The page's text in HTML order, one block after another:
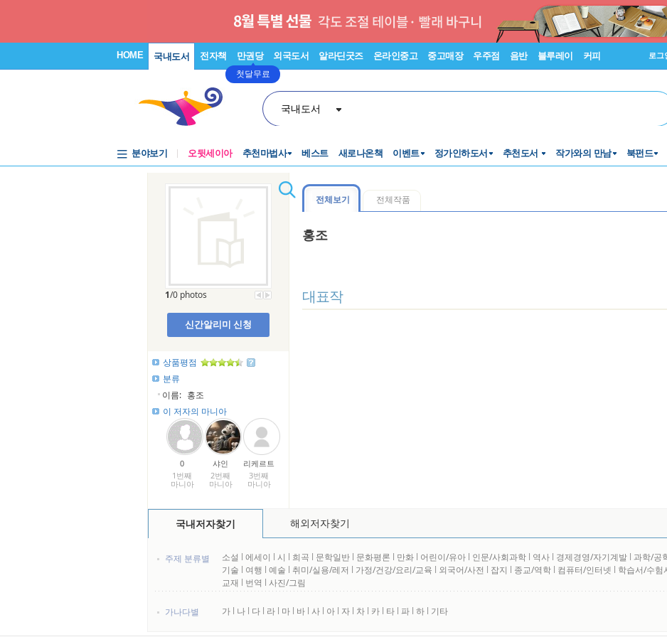
HOME 국내도서 전자책 만권당
첫달무료
외국도서 알라딘굿즈 온라인중고 중고매장 우주점 음반 블루레이 커피 로그
국내도서
분야보기 오뒷세이아 추천마법사 베스트 새로나온책 이벤트 정가인하도서 추천도서 작가와의 만남 북펀드
1/0 photos
신간알리미 신청
상품평점
분류
이름: 홍조
이 저자의 마니아
0
1번째
마니아
샤인
2번째
마니아
리케르트
3번째
마니아
전체보기 전체작품
홍조
대표작
국내저자찾기 해외저자찾기
주제 분류별 소설 l 에세이 l 시 l 희곡 l 문학일반 l 문화평론 l 만화 l 어린이/유아 l 인문/사회과학 l 역사 l 경제경영/자기계발 l 과학/공
기술 l 여행 l 예술 l 취미/실용/레저 l 가정/건강/요리/교육 l 외국어/사전 l 잡지 l 종교/역학 l 컴퓨터/인터넷 l 학습서/수험
교재 l 번역 l 사진/그림
가나다별 가 l 나 l 다 l 라 l 마 l 바 l 사 l 아 l 자 l 차 l 카 l 타 l 파 l 하 l 기타